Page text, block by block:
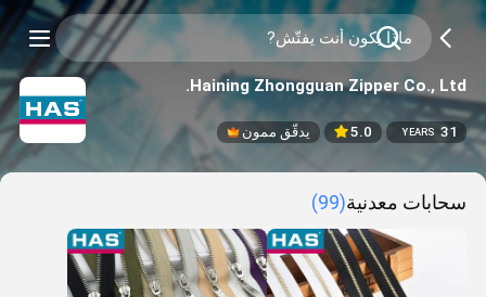
Haining Zhongguan Zipper Co., Ltd.
31
YEARS
5.0 يدقّق ممون
سحابات معدنية(99)